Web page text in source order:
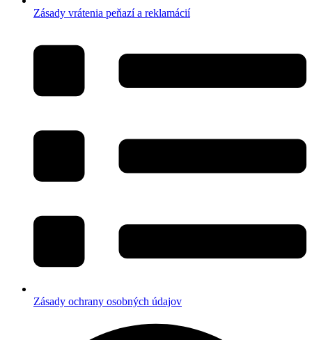
Zásady vrátenia peňazí a reklamácií
Zásady ochrany osobných údajov